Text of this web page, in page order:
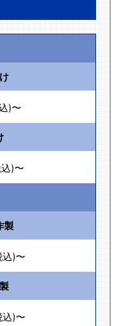
)〜
)〜
製
込)〜
込)〜